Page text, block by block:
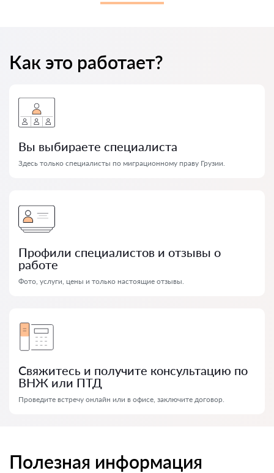
Как это работает?
Вы выбираете специалиста
Здесь только специалисты по миграционному праву Грузии.
Профили специалистов и отзывы о
работе
Фото, услуги, цены и только настоящие отзывы.
Свяжитесь и получите консультацию по
ВНЖ или ПТД
Проведите встречу онлайн или в офисе, заключите договор.
Полезная информация